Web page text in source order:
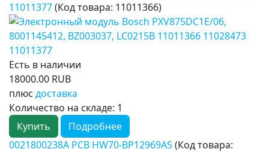
11011377(Код товара: 11011366)
Есть в наличии
18000.00 RUB
плюс доставка
Количество на складе: 1
Купить
Подробнее
0021800238A PCB HW70-BP12969AS (Код товара: